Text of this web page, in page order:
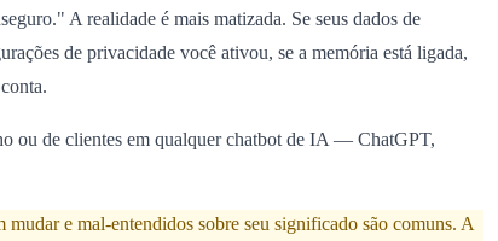
A realidade é mais matizada. Se seus dados de
de privacidade você ativou, se a memória está ligada,
ou de clientes em qualquer chatbot de IA — ChatGPT,
e mal-entendidos sobre seu significado são comuns. A